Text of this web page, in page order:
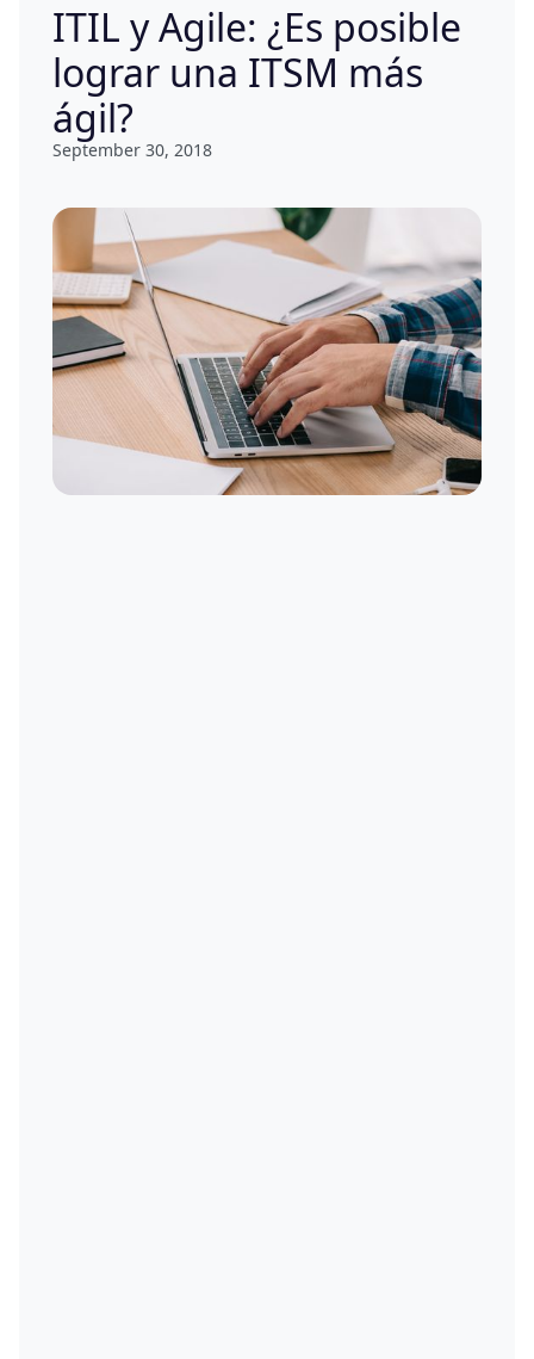
ITIL y Agile: ¿Es posible
lograr una ITSM más
ágil?
September 30, 2018